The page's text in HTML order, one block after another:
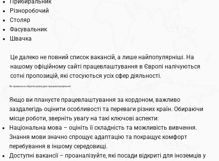
Різноробочий
Столяр
Фасувальник
Швачка
Це далеко не повний список вакансій, а лише найпопулярніші. На
нашому офіційному сайті працевлаштування в Європі налічуються
сотні пропозицій, які стосуються усіх сфер діяльності.
Як правильно обрати країну для працевлаштування
Якщо ви плануєте працевлаштування за кордоном, важливо
заздалегідь оцінити особливості та переваги різних країн. Обираючи
місце роботи, зверніть увагу на такі ключові аспекти:
Національна мова – оцініть її складність та можливість вивчення.
Знання мови значно спрощує адаптацію та покращує комфорт
перебування в іншому середовищі.
Доступні вакансії – проаналізуйте, які посади відкриті для іноземців у